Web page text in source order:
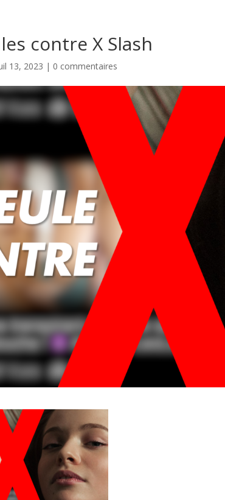
contre X Slash
13, 2023 | 0 commentaires